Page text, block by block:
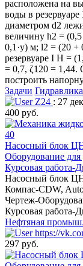
расположена на
воды в
диаметром d2
величину h2 =
0,1·y) м; l2 = (20 +
резервуаре I H =
= 0,7, ζ120 = 1,44.
построить
Задачи Гидравлика
Z24 : 27
400 руб.
Насосный блок
Оборудование
Курсовая работа-
Насосный блок
Компас-CDW,
Чертеж-
Курсовая работа-
Нефтяная
https://
297 руб.